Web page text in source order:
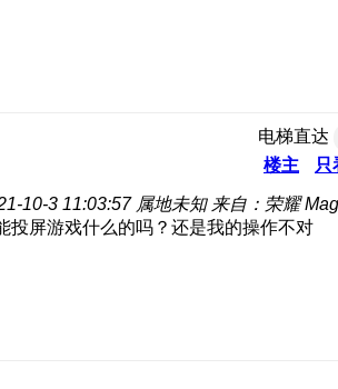
电梯直达
楼主
只
10-3 11:03:57 属地未知 来自：荣耀
投屏游戏什么的吗？还是我的操作不对